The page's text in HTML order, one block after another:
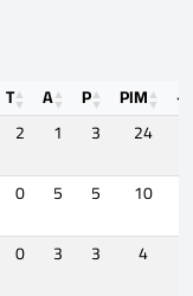
T A P PIM
2 1 3
24
0 5 5
10
0 3 3
4